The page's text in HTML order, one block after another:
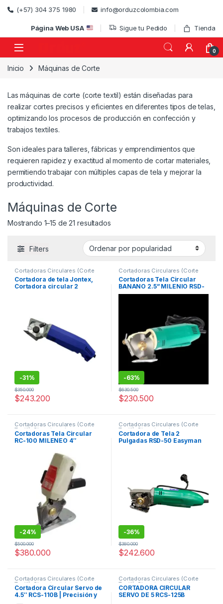
Skip to navigation
Skip to content
(+57) 304 375 1980 info@orduzcolombia.com
Página Web USA Sigue tu Pedido Tienda
0
Inicio Máquinas de Corte
Las máquinas de corte (corte textil) están diseñadas para
realizar cortes precisos y eficientes en diferentes tipos de telas,
optimizando los procesos de producción en confección y
trabajos textiles.
Son ideales para talleres, fábricas y emprendimientos que
requieren rapidez y exactitud al momento de cortar materiales,
permitiendo trabajar con múltiples capas de tela y mejorar la
productividad.
Máquinas de Corte
Mostrando 1–15 de 21 resultadosOrdenado por popularidad
Filters
Cortadoras Circulares (Corte
Textil) Sin categorizar
Cortadora de tela Jontex,
Cortadora circular 2
corte textil, Cortadora JT-
RSD50, Jontex Colombia,
Cortadora de tela compacta,
Herramienta para sastrería
-31%
$243.200
$350.000
Cortadoras Circulares (Corte
Textil) Sin categorizar
Cortadoras Tela Circular
BANANO 2.5” MILENIO RSD-
70
-63%
$230.500
$630.500
Cortadoras Circulares (Corte
Textil) Sin categorizar
Cortadoras Tela Circular
RC-100 MILENEO 4″
-24%
$380.000
$500.000
Cortadoras Circulares (Corte
Textil) Sin categorizar
Cortadora de Tela 2
Pulgadas RSD-50 Easyman
-36%
$242.600
$380.000
Cortadoras Circulares (Corte
Textil) Sin categorizar
Cortadora Circular Servo de
4.5″ RCS-110B | Precisión y
Cortadoras Circulares (Corte
Textil),Sin categorizar
CORTADORA CIRCULAR
SERVO DE 5 RCS-125B